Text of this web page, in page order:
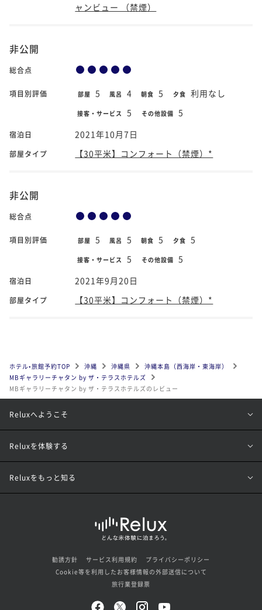
ャンビュー （禁煙）
非公開
総合点
項目別評価 部屋 5 風呂 4 朝食 5 夕食 利用なし
接客・サービス 5 その他設備 5
宿泊日 2021年10月7日
部屋タイプ 【30平米】コンフォート（禁煙）*
非公開
総合点
項目別評価 部屋 5 風呂 5 朝食 5 夕食 5
接客・サービス 5 その他設備 5
宿泊日 2021年9月20日
部屋タイプ 【30平米】コンフォート（禁煙）*
ホテル•旅館予約TOP 沖縄 沖縄県
沖縄本島（西海岸・東海岸）
MBギャラリーチャタン by ザ・テラスホテルズ
MBギャラリーチャタン by ザ・テラスホテルズのレビュー
Reluxへようこそ
Reluxを体験する
Reluxをもっと知る
勧誘方針 サービス利用規約
プライバシーポリシー
Cookie等を利用したお客様情報の外部送信について
旅行業登録票